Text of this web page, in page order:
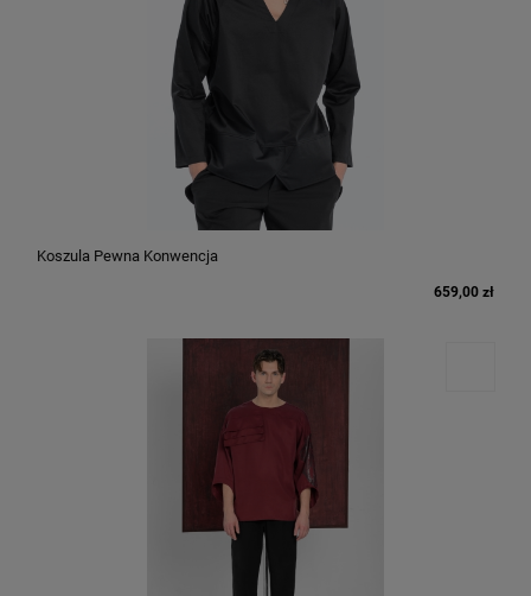
Koszula Pewna Konwencja
659,00 zł